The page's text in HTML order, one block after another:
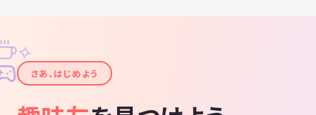
✦
✧
さあ、はじめよう